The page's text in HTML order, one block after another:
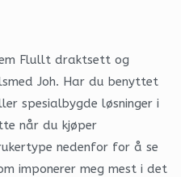
Flullt draktsett og
Joh. Har du benyttet
spesialbygde løsninger i
når du kjøper
nedenfor for å se
imponerer meg mest i det